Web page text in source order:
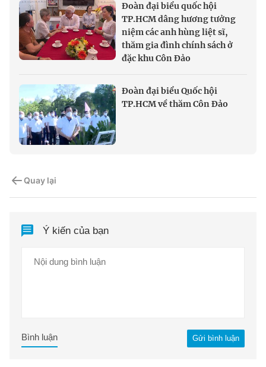
Đoàn đại biểu quốc hội
TP.HCM dâng hương tưởng
niệm các anh hùng liệt sĩ,
thăm gia đình chính sách ở
đặc khu Côn Đảo
Đoàn đại biểu Quốc hội
TP.HCM về thăm Côn Đảo
Quay lại
Ý kiến của bạn
Gửi bình luận
Bình luận